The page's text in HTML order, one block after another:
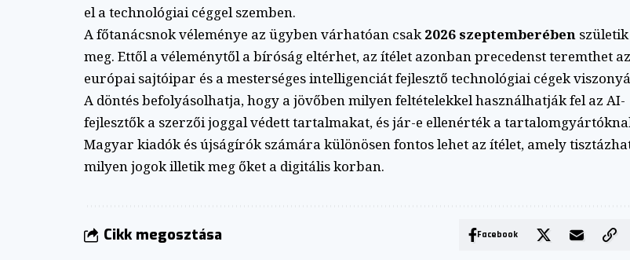
el a technológiai céggel szemben.
A főtanácsnok véleménye az ügyben várhatóan csak2026 szeptemberében születik
meg. Ettől a véleménytől a bíróság eltérhet, az ítélet azonban precedenst teremthet az
európai sajtóipar és a mesterséges intelligenciát fejlesztő technológiai cégek
A döntés befolyásolhatja, hogy a jövőben milyen feltételekkel használhatják fel az AI-
fejlesztők a szerzői joggal védett tartalmakat, és jár-e ellenérték a
Magyar kiadók és újságírók számára különösen fontos lehet az ítélet, amely
milyen jogok illetik meg őket a digitális korban.
Cikk megosztása Facebook